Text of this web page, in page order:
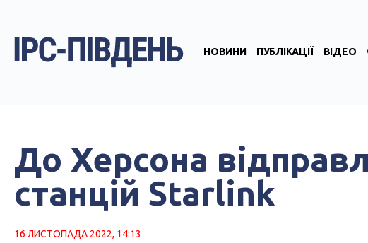
НОВИНИ ПУБЛІКАЦІЇ ВІДЕО
До Херсона
станцій Starlink
16 ЛИСТОПАДА 2022, 14:13